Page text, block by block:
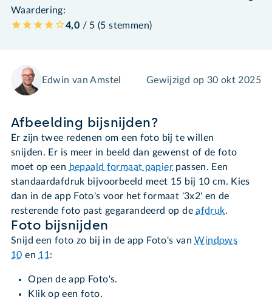
Waardering:
4,0 / 5 (5 stemmen)
Edwin van Amstel Gewijzigd op 30 okt 2025
Afbeelding bijsnijden?
Er zijn twee redenen om een foto bij te willen
snijden. Er is meer in beeld dan gewenst of de foto
moet op een bepaald formaat papier passen. Een
standaardafdruk bijvoorbeeld meet 15 bij 10 cm. Kies
dan in de app Foto's voor het formaat '3x2' en de
resterende foto past gegarandeerd op deafdruk.
Foto bijsnijden
Snijd een foto zo bij in de app Foto's vanWindows
10 en 11:
Open de app Foto's.
Klik op een foto.